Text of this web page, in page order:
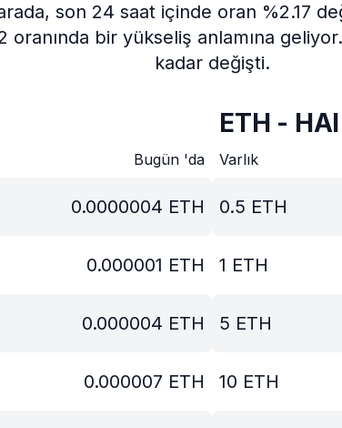
son 24 saat içinde oran %2.17
bir yükseliş anlamına geliyor.
kadar değişti.
Bugün 'da
0.0000004 ETH
0.000001 ETH
0.000004 ETH
0.000007 ETH
ETH - HAI
Varlık
0.5 ETH
1 ETH
5 ETH
10 ETH